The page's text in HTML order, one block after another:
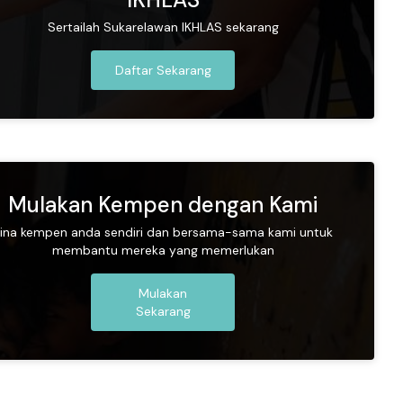
Sertailah Sukarelawan IKHLAS sekarang
Daftar Sekarang
Mulakan Kempen dengan Kami
kempen anda sendiri dan bersama-sama kami untuk
membantu mereka yang memerlukan
Mulakan
Sekarang